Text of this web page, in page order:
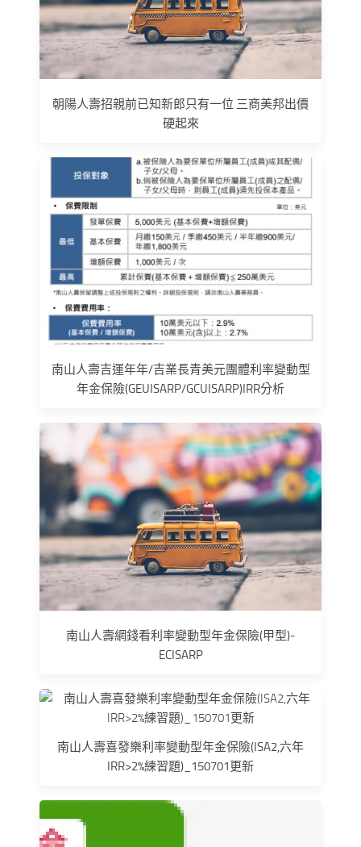
朝陽人壽招親前已知新郎只有一位 三商美邦出價
硬起來
南山人壽吉運年年/吉業長青美元團體利率變動型
年金保險(GEUISARP/GCUISARP)IRR分析
南山人壽網錢看利率變動型年金保險(甲型)-
ECISARP
南山人壽喜發樂利率變動型年金保險(ISA2,六年
IRR>2%練習題)_150701更新